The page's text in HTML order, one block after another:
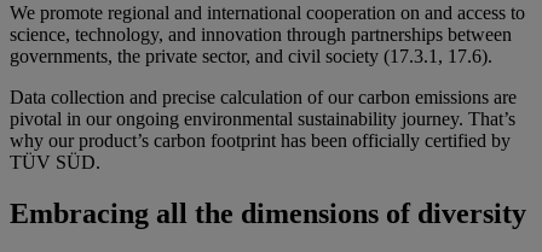
We promote regional and international cooperation on and access to
science, technology, and innovation through partnerships between
governments, the private sector, and civil society (17.3.1, 17.6).
Data collection and precise calculation of our carbon emissions are
pivotal in our ongoing environmental sustainability journey. That’s
why our product’s carbon footprint has been officially certified by
TÜV SÜD.
Embracing all the dimensions of diversity